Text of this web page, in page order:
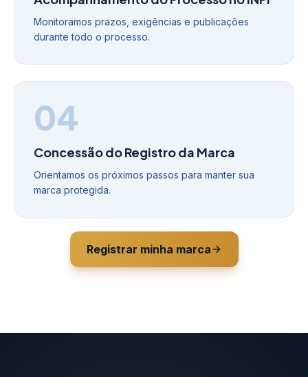
Monitoramos prazos, exigências e publicações
durante todo o processo.
04
Concessão do Registro da Marca
Orientamos os próximos passos para manter sua
marca protegida.
Registrar minha marca